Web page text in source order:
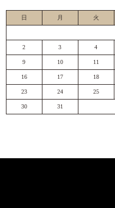
日 月 火
2 3 4
9 10 11
16 17 18
23 24 25
30 31